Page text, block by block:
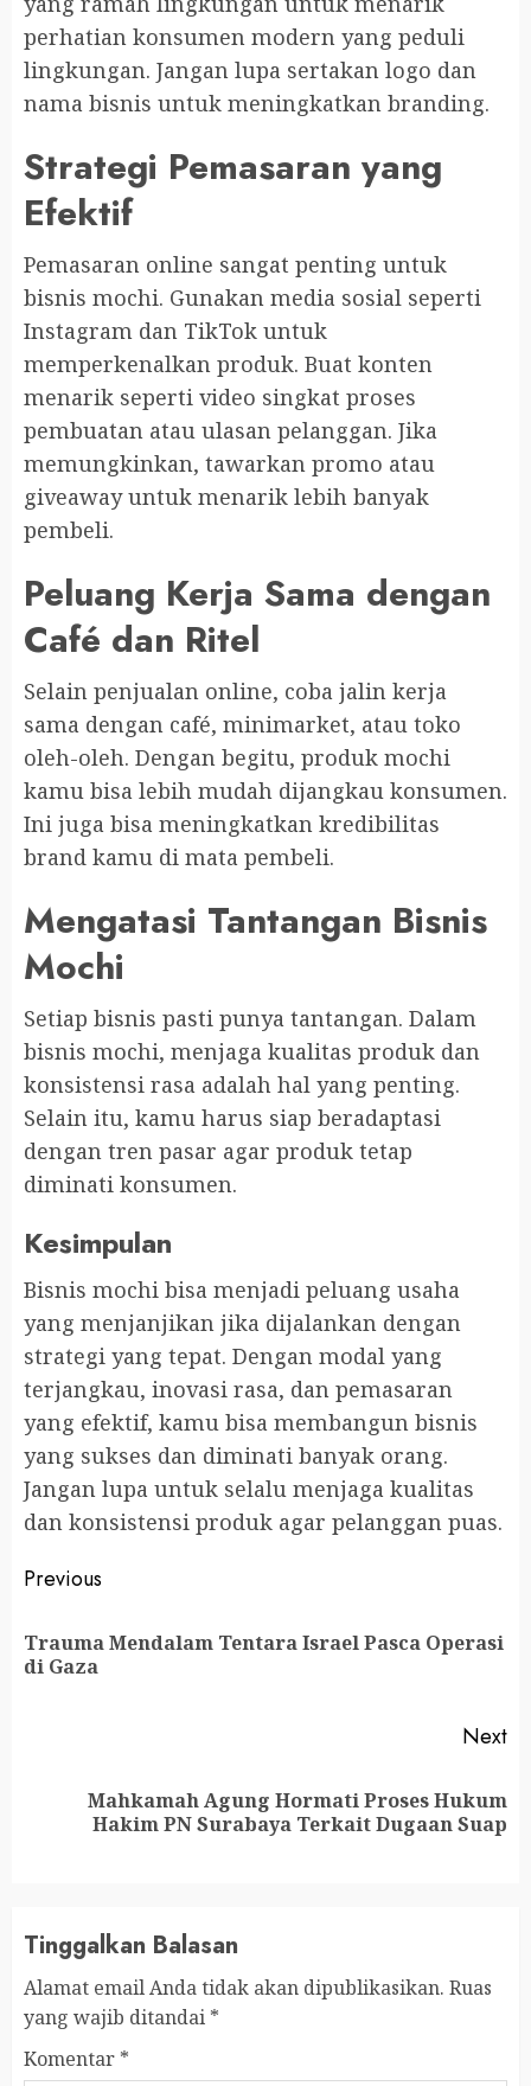
perhatian konsumen modern yang peduli
lingkungan. Jangan lupa sertakan logo dan
nama bisnis untuk meningkatkan branding.
Strategi Pemasaran yang
Efektif
Pemasaran online sangat penting untuk
bisnis mochi. Gunakan media sosial seperti
Instagram dan TikTok untuk
memperkenalkan produk. Buat konten
menarik seperti video singkat proses
pembuatan atau ulasan pelanggan. Jika
memungkinkan, tawarkan promo atau
giveaway untuk menarik lebih banyak
pembeli.
Peluang Kerja Sama dengan
Café dan Ritel
Selain penjualan online, coba jalin kerja
sama dengan café, minimarket, atau toko
oleh-oleh. Dengan begitu, produk mochi
kamu bisa lebih mudah dijangkau konsumen.
Ini juga bisa meningkatkan kredibilitas
brand kamu di mata pembeli.
Mengatasi Tantangan Bisnis
Mochi
Setiap bisnis pasti punya tantangan. Dalam
bisnis mochi, menjaga kualitas produk dan
konsistensi rasa adalah hal yang penting.
Selain itu, kamu harus siap beradaptasi
dengan tren pasar agar produk tetap
diminati konsumen.
Kesimpulan
Bisnis mochi bisa menjadi peluang usaha
yang menjanjikan jika dijalankan dengan
strategi yang tepat. Dengan modal yang
terjangkau, inovasi rasa, dan pemasaran
yang efektif, kamu bisa membangun bisnis
yang sukses dan diminati banyak orang.
Jangan lupa untuk selalu menjaga kualitas
dan konsistensi produk agar pelanggan puas.
Continue
Reading
Previous
Trauma Mendalam Tentara Israel Pasca Operasi
di Gaza
Next
Mahkamah Agung Hormati Proses Hukum
Hakim PN Surabaya Terkait Dugaan Suap
Tinggalkan Balasan
Alamat email Anda tidak akan dipublikasikan. Ruas
yang wajib ditandai *
Komentar *